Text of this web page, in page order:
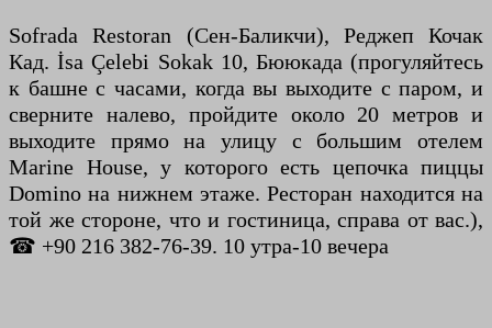
Sofrada Restoran (Сен-Баликчи), Реджеп Кочак
Кад. İsa Çelebi Sokak 10, Бююкада (прогуляйтесь
к башне с часами, когда вы выходите с паром, и
сверните налево, пройдите около 20 метров и
выходите прямо на улицу с большим отелем
Marine House, у которого есть цепочка пиццы
Domino на нижнем этаже. Ресторан находится на
той же стороне, что и гостиница, справа от вас.),
☎ +90 216 382-76-39. 10 утра-10 вечера